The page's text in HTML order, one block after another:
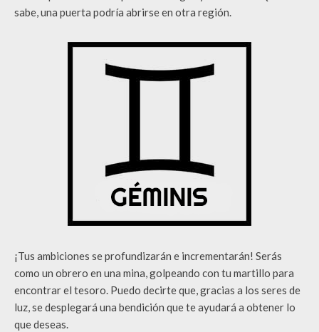
sabe, una puerta podría abrirse en otra región.
¡Tus ambiciones se profundizarán e incrementarán! Serás
como un obrero en una mina, golpeando con tu martillo para
encontrar el tesoro. Puedo decirte que, gracias a los seres de
luz, se desplegará una bendición que te ayudará a obtener lo
que deseas.